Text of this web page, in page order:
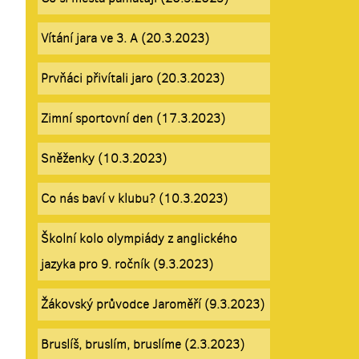
Vítání jara ve 3. A (20.3.2023)
Prvňáci přivítali jaro (20.3.2023)
Zimní sportovní den (17.3.2023)
Sněženky (10.3.2023)
Co nás baví v klubu? (10.3.2023)
Školní kolo olympiády z anglického
jazyka pro 9. ročník (9.3.2023)
Žákovský průvodce Jaroměří (9.3.2023)
Bruslíš, bruslím, bruslíme (2.3.2023)